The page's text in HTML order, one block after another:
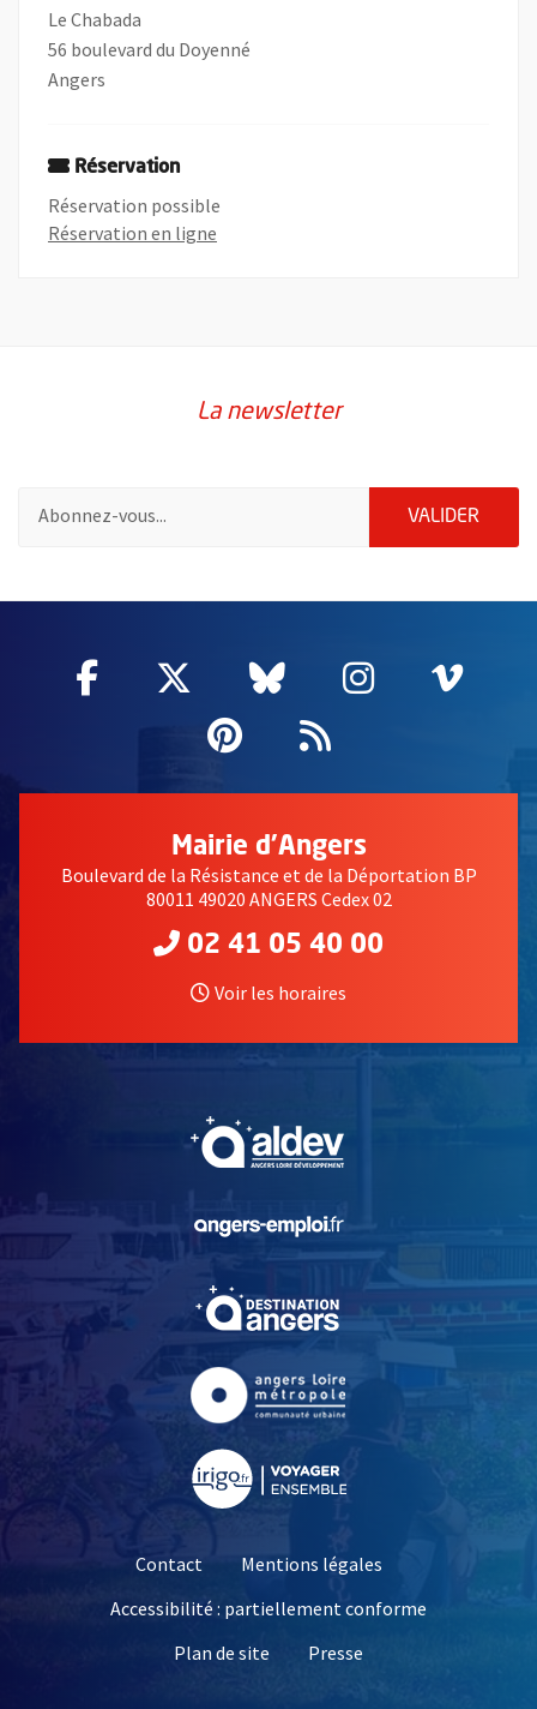
Le Chabada
56 boulevard du Doyenné
Angers
Réservation
Réservation possible
Réservation en ligne
La newsletter
VALIDER
Facebook
, Ouvre une nouvelle fenêtre
Twitter
, Ouvre une nouvelle
Bluesky
, Ouvre une
Instagram
, Ouvre
,
Pinterest
, Ouvre une
Flux RSS
Mairie d'Angers
Boulevard de la Résistance et de la Déportation BP
80011 49020 ANGERS Cedex 02
02 41 05 40 00
Voir les horaires
, Ouvre une nouvelle
, Ouvre une nouvelle
Contact
Mentions légales
Accessibilité : partiellement conforme
Plan de site
Presse